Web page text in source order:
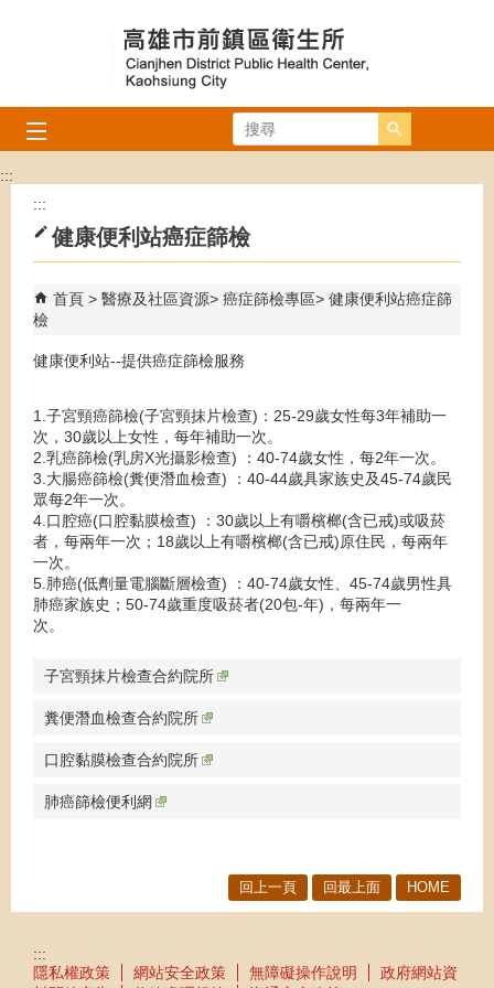
搜尋
:::
:::
健康便利站癌症篩檢
首頁 醫療及社區資源 癌症篩檢專區
健康便利站癌症篩
檢
健康便利站--提供癌症篩檢服務
1.子宮頸癌篩檢(子宮頸抹片檢查)：25-29歲女性每3年補助一
次，30歲以上女性，每年補助一次。
2.乳癌篩檢(乳房X光攝影檢查) ：40-74歲女性，每2年一次。
3.大腸癌篩檢(糞便潛血檢查) ：40-44歲具家族史及45-74歲民
眾每2年一次。
4.口腔癌(口腔黏膜檢查) ：30歲以上有嚼檳榔(含已戒)或吸菸
者，每兩年一次；18歲以上有嚼檳榔(含已戒)原住民，每兩年
一次。
5.肺癌(低劑量電腦斷層檢查) ：40-74歲女性、45-74歲男性具
肺癌家族史；50-74歲重度吸菸者(20包-年)，每兩年一
次。
子宮頸抹片檢查合約院所
糞便潛血檢查合約院所
口腔黏膜檢查合約院所
肺癌篩檢便利網
回上一頁 回最上面 HOME
:::
隱私權政策
網站安全政策 無障礙操作說明
政府網站資